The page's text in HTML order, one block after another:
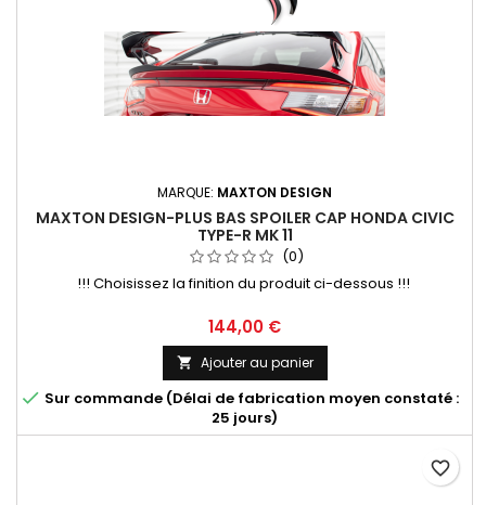
MARQUE: MAXTON DESIGN
MAXTON DESIGN-PLUS BAS SPOILER CAP HONDA CIVIC
TYPE-R MK 11
(0)
!!! Choisissez la finition du produit ci-dessous !!!
Prix
144,00 €
 Ajouter au panier
 Sur commande (Délai de fabrication moyen constaté :
25 jours)
favorite_border